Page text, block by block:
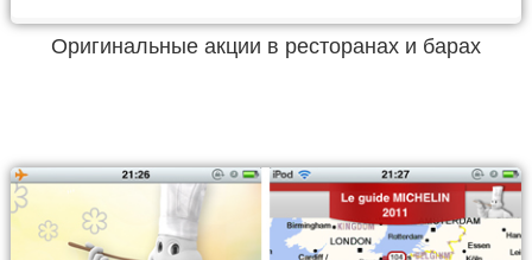
Оригинальные акции в ресторанах и барах